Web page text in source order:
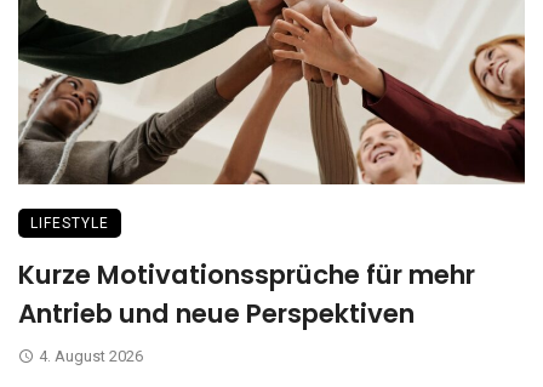
LIFESTYLE
Kurze Motivationssprüche für mehr
Antrieb und neue Perspektiven
4. August 2026